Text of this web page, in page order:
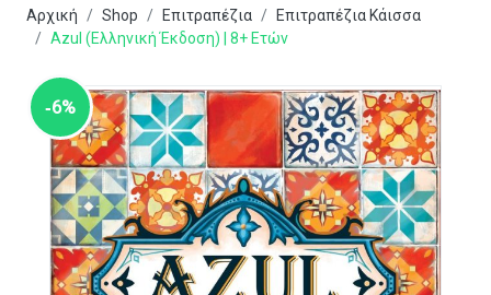
Αρχική Shop Επιτραπέζια
Επιτραπέζια Κάισσα
Azul (Ελληνική Έκδοση) | 8+ Ετών
‑6%